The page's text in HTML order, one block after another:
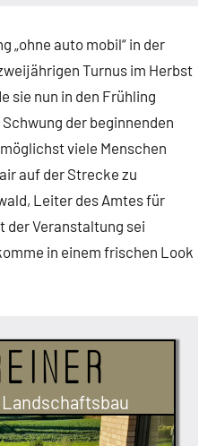
„ohne auto mobil“ in der
Turnus im Herbst
sie nun in den Frühling
der beginnenden
viele Menschen
auf der Strecke zu
Leiter des Amtes für
der Veranstaltung sei
in einem frischen Look